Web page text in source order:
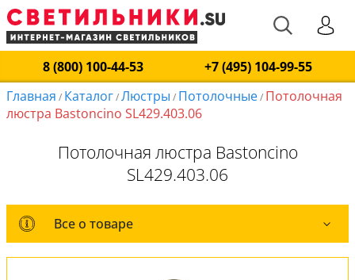
8 (800) 100-44-53
+7 (495) 104-99-55
Главная / Каталог/Люстры / Потолочные/ Потолочная
люстра Bastoncino SL429.403.06
Потолочная люстра Bastoncino
SL429.403.06
Все о товаре
Все о товаре